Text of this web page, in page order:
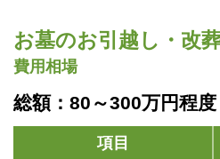
お墓のお引越し・改
費用相場
総額：80～300万円程度
項目